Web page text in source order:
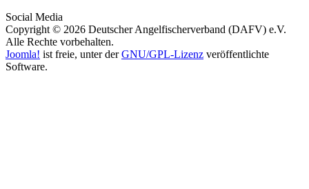
Social Media
Copyright © 2026 Deutscher Angelfischerverband (DAFV) e.V.
Alle Rechte vorbehalten.
Joomla! ist freie, unter derGNU/GPL-Lizenz veröffentlichte
Software.